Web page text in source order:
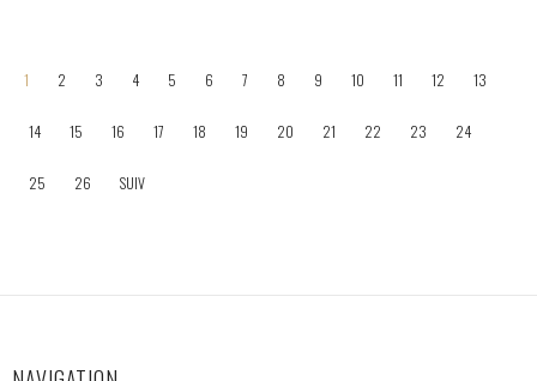
1 2 3 4 5 6 7 8 9 10 11 12 13
14 15 16 17 18 19 20 21 22 23 24
25 26 SUIV